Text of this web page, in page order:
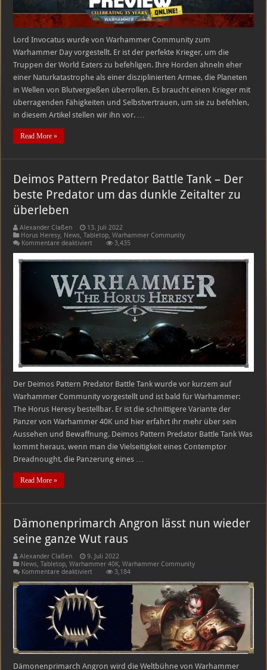
Lord Invocatus wurde von Warhammer Community zum
Warhammer Day vorgestellt. Er ist der perfekte Krieger, um die
Truppen der World Eaters zu befehligen. Ihre Horden ähneln eher
einer Naturkatastrophe als einer disziplinierten Armee, die Planeten
in Wellen von Blutvergießen überrollen. Es braucht einen Krieger mit
überragenden Fähigkeiten und Selbstvertrauen, um sie zu befehlen,
in diesem Artikel stellen wir ihn vor. …
Read More »
Deimos Pattern Predator Battle Tank – Der
beste Predator um das dunkle Zeitalter zu
überleben
Alexander Claßen
13. Juli 2022
Horus Heresy, News,Tabletop,Warhammer Community
Kommentare deaktiviertfür
Pattern
Predator
Battle
Tank
–
Der
beste
Predator
Zeitalter
zu
überleben
3,435
Der Deimos Pattern Predator Battle Tank wurde vor kurzem auf
Warhammer Community vorgestellt und ist bald für Warhammer:
The Horus Heresy bestellbar. Er ist die schnittigere Variante der
Panzer von Warhammer 40K und hier erfahrt ihr mehr über sein
Aussehen und Bewaffnung. Deimos Pattern Predator Battle Tank Was
kommt heraus, wenn man die Vielseitigkeit eines Contemptor
Dreadnought, die Panzerung eines …
Read More »
Dämonenprimarch Angron lässt nun wieder
seine ganze Wut raus
Alexander Claßen
9. Juli 2022
News,Tabletop,Warhammer 40K,Warhammer Community
Kommentare deaktiviertfür
Angron
lässt
nun
wieder
seine
ganze
Wut
raus
3,184
Dämonenprimarch Angron wird die Weltbühne von Warhammer